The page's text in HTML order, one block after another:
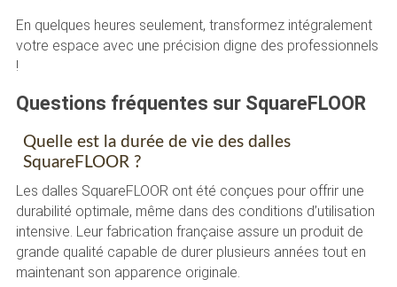
En quelques heures seulement, transformez intégralement
votre espace avec une précision digne des professionnels
!
Questions fréquentes sur SquareFLOOR
Quelle est la durée de vie des dalles
SquareFLOOR ?
Les dalles SquareFLOOR ont été conçues pour offrir une
durabilité optimale, même dans des conditions d’utilisation
intensive. Leur fabrication française assure un produit de
grande qualité capable de durer plusieurs années tout en
maintenant son apparence originale.